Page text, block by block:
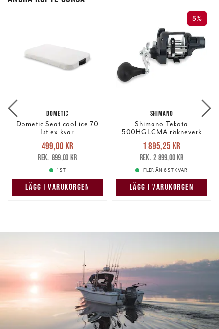
DOMETIC
Dometic Seat cool ice 70
1st ex kvar
Nuvarande pris
499,00 krTidigare pris
899,00 kr
499,00 kr
899,00 kr
1 ST
LÄGG I VARUKORGEN
5%
SHIMANO
Shimano Tekota
500HGLCMA räkneverk
Nuvarande pris
1 895,25 krTidigare pris
2 899,00 kr
1 895,25 kr
2 899,00 kr
FLER ÄN 6 ST KVAR
LÄGG I VARUKORGEN